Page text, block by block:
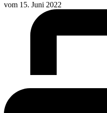
vom 15. Juni 2022